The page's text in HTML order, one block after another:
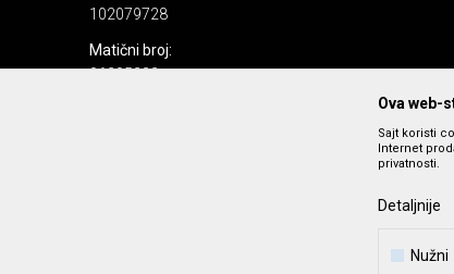
102079728
Matični broj:
06205232
podrazumeva
Ova web-
Sajt koristi
Internet
privatnosti.
Detaljnije
Nužni